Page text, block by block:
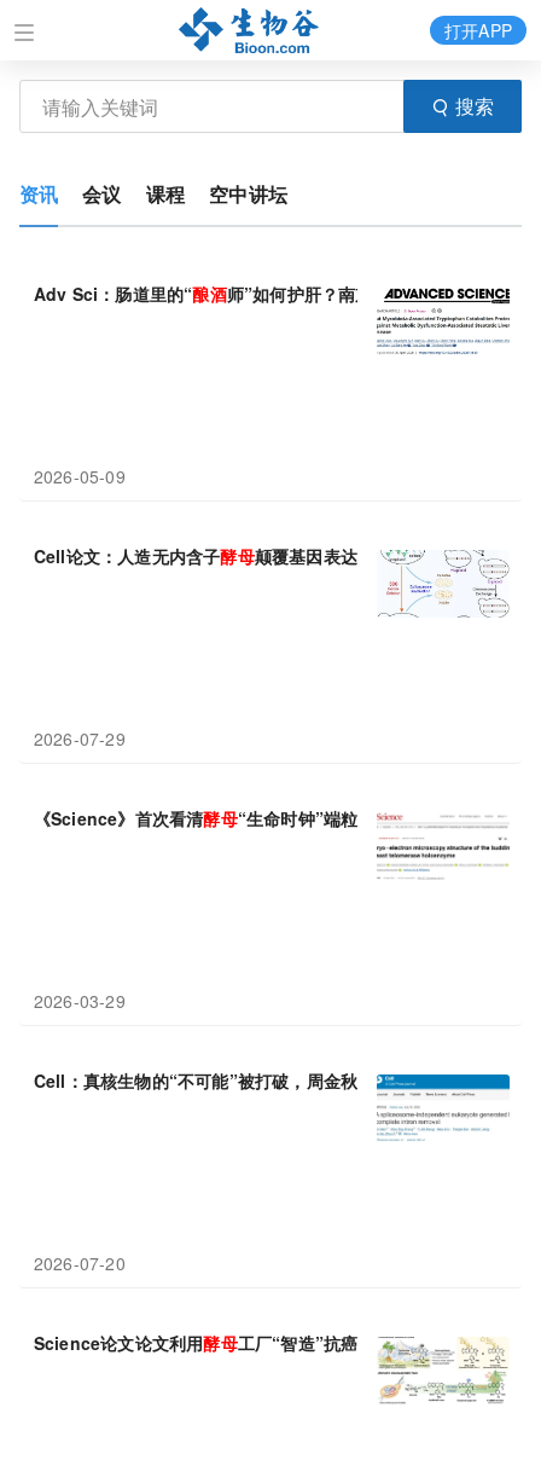
搜索
打开APP
资讯 会议 课程 空中讲坛
Adv Sci：肠道里的“酿酒师”如何护肝？南京大学王婷婷等团队发
2026-05-09
Cell论文：人造无内含子酵母颠覆基因表达常识，开辟进化研究新
2026-07-29
《Science》首次看清酵母“生命时钟”端粒酶的全貌，结构竟大不
2026-03-29
Cell：真核生物的“不可能”被打破，周金秋团队造出首个不依赖剪
2026-07-20
Science论文论文利用酵母工厂“智造”抗癌药：3天发酵替代5年植